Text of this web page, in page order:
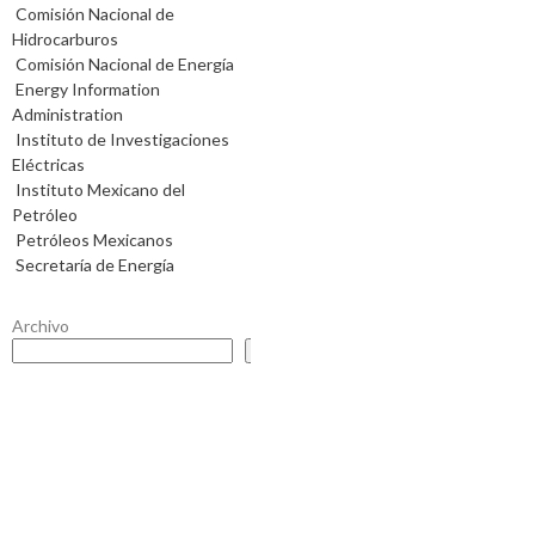
Comisión Nacional de
Hidrocarburos
Comisión Nacional de Energía
Energy Information
Administration
Instituto de Investigaciones
Eléctricas
Instituto Mexicano del
Petróleo
Petróleos Mexicanos
Secretaría de Energía
Archivo